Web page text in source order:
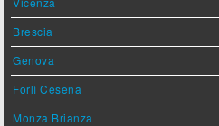
Brescia
Genova
Forlì Cesena
Monza Brianza